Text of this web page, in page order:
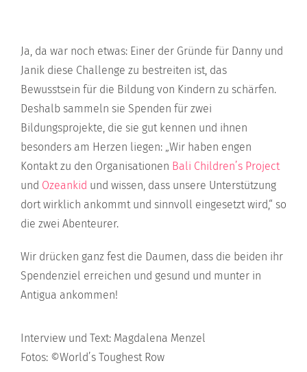
Ja, da war noch etwas: Einer der Gründe für Danny und
Janik diese Challenge zu bestreiten ist, das
Bewusstsein für die Bildung von Kindern zu schärfen.
Deshalb sammeln sie Spenden für zwei
Bildungsprojekte, die sie gut kennen und ihnen
besonders am Herzen liegen: „Wir haben engen
Kontakt zu den Organisationen Bali Children’s Project
und Ozeankid und wissen, dass unsere Unterstützung
dort wirklich ankommt und sinnvoll eingesetzt wird,“ so
die zwei Abenteurer.
Wir drücken ganz fest die Daumen, dass die beiden ihr
Spendenziel erreichen und gesund und munter in
Antigua ankommen!
Interview und Text: Magdalena Menzel
Fotos: ©World’s Toughest Row